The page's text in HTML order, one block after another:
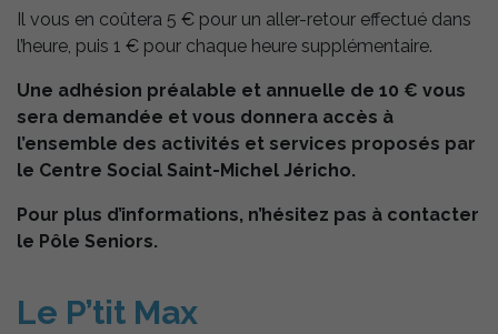
Il vous en coûtera 5 € pour un aller-retour effectué dans
l’heure, puis 1 € pour chaque heure supplémentaire.
Une adhésion préalable et annuelle de 10 € vous
sera demandée et vous donnera accès à
l’ensemble des activités et services proposés par
le Centre Social Saint-Michel Jéricho.
Pour plus d’informations, n’hésitez pas à contacter
le Pôle Seniors.
Le P’tit Max
l'expérience
utilisateur,
certaines
utilisent des
cookies. En
décidant de ne
pas les
accepter, ces
pourraient ne
pas fonctionner